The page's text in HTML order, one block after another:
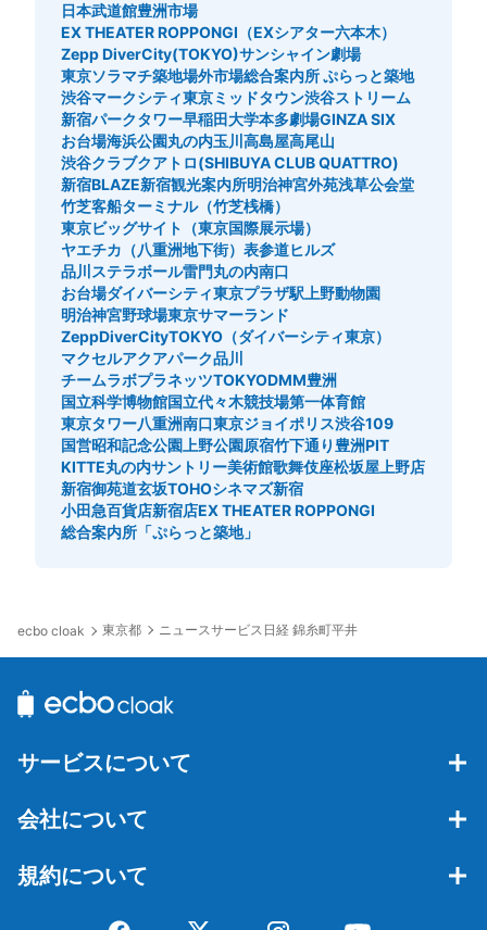
日本武道館豊洲市場
EX THEATER ROPPONGI（EXシアター六本木）
Zepp DiverCity(TOKYO)サンシャイン劇場
東京ソラマチ築地場外市場総合案内所 ぷらっと築地
渋谷マークシティ東京ミッドタウン渋谷ストリーム
新宿パークタワー早稲田大学本多劇場GINZA SIX
お台場海浜公園丸の内玉川高島屋高尾山
渋谷クラブクアトロ(SHIBUYA CLUB QUATTRO)
新宿BLAZE新宿観光案内所明治神宮外苑浅草公会堂
竹芝客船ターミナル（竹芝桟橋）
東京ビッグサイト（東京国際展示場）
ヤエチカ（八重洲地下街） 表参道ヒルズ
品川ステラボール雷門丸の内南口
お台場ダイバーシティ東京プラザ駅 上野動物園
明治神宮野球場東京サマーランド
ZeppDiverCityTOKYO（ダイバーシティ東京）
マクセルアクアパーク品川
チームラボプラネッツTOKYODMM豊洲
国立科学博物館国立代々木競技場第一体育館
東京タワー八重洲南口東京ジョイポリス渋谷109
国営昭和記念公園 上野公園原宿竹下通り 豊洲PIT
KITTE丸の内サントリー美術館歌舞伎座松坂屋上野店
新宿御苑道玄坂TOHOシネマズ新宿
小田急百貨店新宿店EX THEATER ROPPONGI
総合案内所「ぷらっと築地」
ecbo cloak 東京都 ニュースサービス日経 錦糸町平井
サービスについて
会社について
規約について